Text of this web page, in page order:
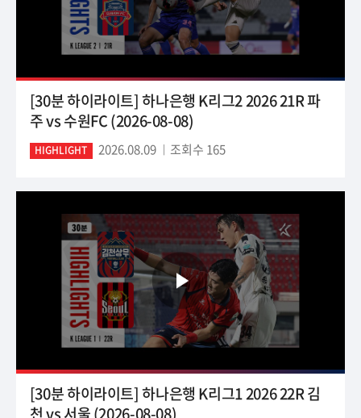
[30분 하이라이트] 하나은행 K리그2 2026 21R 파
주 vs 수원FC (2026-08-08)
HIGHLIGHT 2026.08.09 조회수 165
[30분 하이라이트] 하나은행 K리그1 2026 22R 김
천 vs 서울 (2026-08-08)